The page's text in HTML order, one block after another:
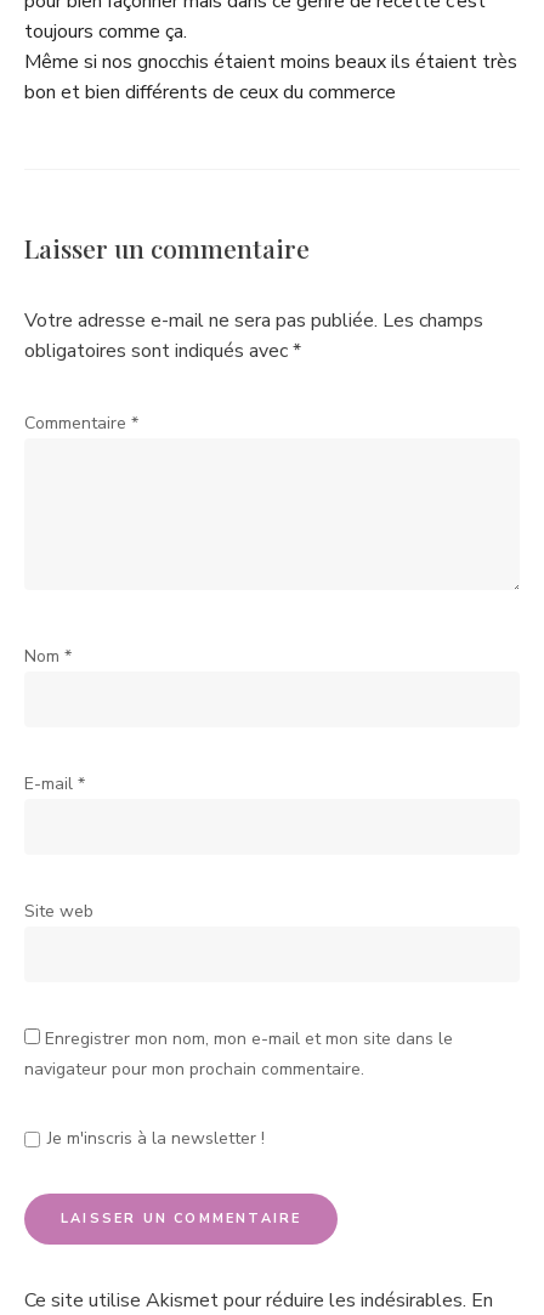
toujours comme ça.
Même si nos gnocchis étaient moins beaux ils étaient très
bon et bien différents de ceux du commerce
Laisser un commentaire
Votre adresse e-mail ne sera pas publiée. Les champs
obligatoires sont indiqués avec*
Commentaire *
Nom *
E-mail *
Site web
Enregistrer mon nom, mon e-mail et mon site dans le
navigateur pour mon prochain commentaire.
Je m'inscris à la newsletter !
Ce site utilise Akismet pour réduire les indésirables. En